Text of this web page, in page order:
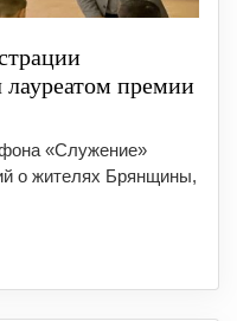
лауреатом премии
«Служение»
о жителях Брянщины,